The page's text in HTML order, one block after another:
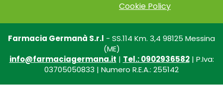
Cookie Policy
Farmacia Germanà S.r.l - SS.114 Km. 3,4 98125 Messina
(ME)
info@farmaciagermana.it | Tel.: 0902936582| P.Iva:
03705050833 | Numero R.E.A.: 255142